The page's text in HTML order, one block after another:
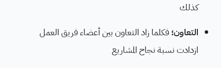
كذلك
التعاون؛فكلما زاد التعاون بين أعضاء فريق العمل
ازدادت نسبة نجاح المشاريع